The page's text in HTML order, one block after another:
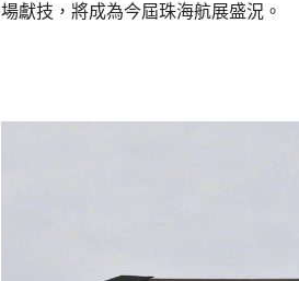
場獻技，將成為今屆珠海航展盛況。